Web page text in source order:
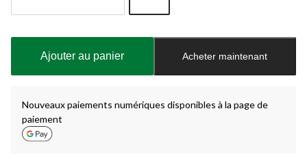
à
Ajouter au panier Acheter maintenant
Nouveaux paiements numériques disponibles à la page de
paiement